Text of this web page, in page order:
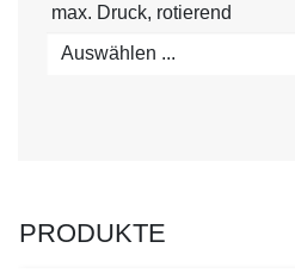
max. Druck, rotierend
Auswählen ...
PRODUKTE